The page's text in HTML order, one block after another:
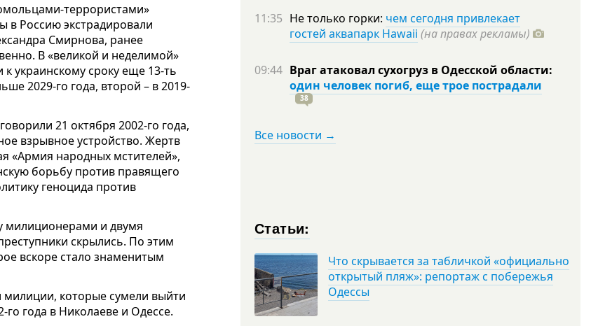
террористами»
в Россию экстрадировали
Смирнова, ранее
В «великой и неделимой»
к украинскому сроку еще 13-ть
2029-го года, второй – в 2019-
21 октября 2002-го года,
взрывное устройство. Жертв
«Армия народных мстителей»,
борьбу против правящего
геноцида против
милиционерами и двумя
скрылись. По этим
вскоре стало знаменитым
милиции, которые сумели выйти
го года в Николаеве и Одессе.
11:35 Не только горки: чем сегодня привлекает
гостей аквапарк Hawaii (на правах рекламы)
09:44 Враг атаковал сухогруз в Одесской области:
один человек погиб, еще трое пострадали
38
Все новости →
Статьи:
Что скрывается за табличкой «официально
открытый пляж»: репортаж с побережья
Одессы